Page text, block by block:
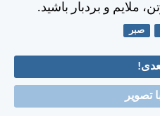
ملايم و بردبار باشيد.
صبر
تصویر